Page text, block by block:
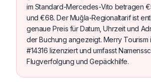
im Standard-Mercedes-Vito betragen
und €68. Der Muğla-Regionaltarif ist
genaue Preis für Datum, Uhrzeit und
der Buchung angezeigt. Merry Tourism
#14316 lizenziert und umfasst
Flugverfolgung und Gepäckhilfe.